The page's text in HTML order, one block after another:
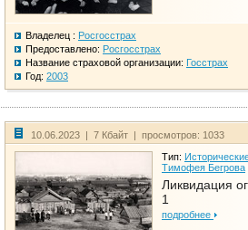
Владелец : Росгосстрах
Предоставлено: Росгосстрах
Название страховой организации: Госстрах
Год: 2003
10.06.2023 | 7 Кбайт | просмотров: 1033
Тип:
Тимофея Бегрова
Ликвидация
1
подробнее